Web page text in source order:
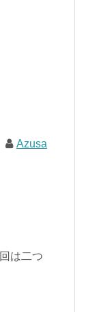
Azusa
は二つ